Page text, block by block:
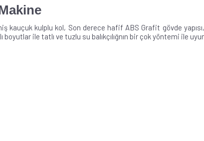
kauçuk kulplu kol, Son derece hafif ABS Grafit gövde
boyutlar ile tatlı ve tuzlu su balıkçılığnın bir çok yöntemi ile